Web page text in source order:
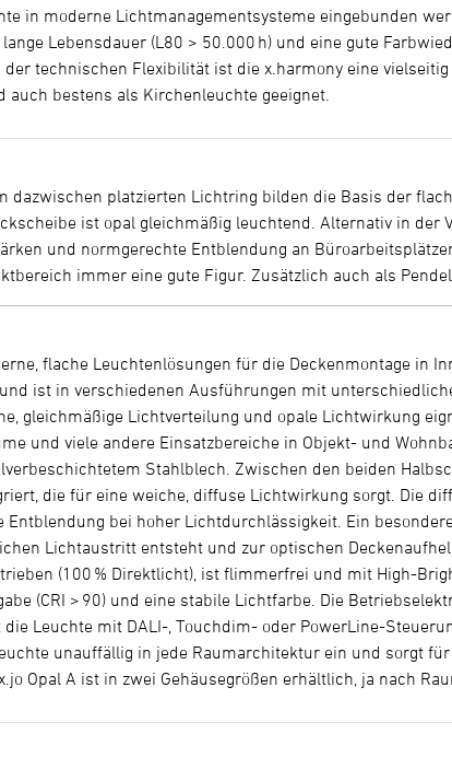
in moderne Lichtmanagementsysteme eingebunden
Lebensdauer (L80 > 50.000 h) und eine gute
technischen Flexibilität ist die x.harmony eine
bestens als Kirchenleuchte geeignet.
dazwischen platzierten Lichtring bilden die Basis der
ist opal gleichmäßig leuchtend. Alternativ in der
und normgerechte Entblendung an
immer eine gute Figur. Zusätzlich auch als
flache Leuchtenlösungen für die Deckenmontage in
und ist in verschiedenen Ausführungen mit
gleichmäßige Lichtverteilung und opale Lichtwirkung
und viele andere Einsatzbereiche in Objekt- und
Stahlblech. Zwischen den beiden
die für eine weiche, diffuse Lichtwirkung sorgt. Die
Entblendung bei hoher Lichtdurchlässigkeit. Ein
Lichtaustritt entsteht und zur optischen
(100 % Direktlicht), ist flimmerfrei und mit High-
(CRI > 90) und eine stabile Lichtfarbe. Die
Leuchte mit DALI-, Touchdim- oder PowerLine-
unauffällig in jede Raumarchitektur ein und sorgt
Opal A ist in zwei Gehäusegrößen erhältlich, ja nach